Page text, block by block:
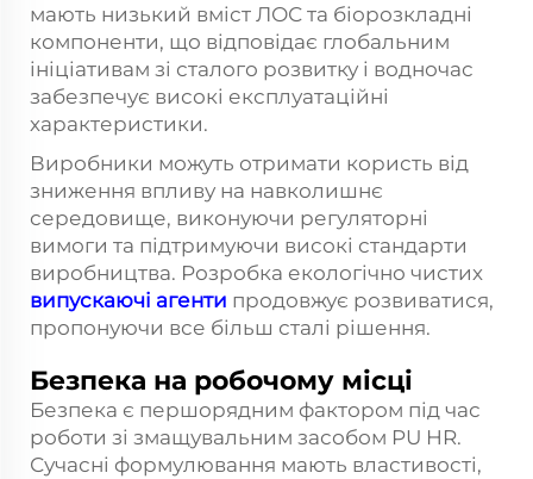
мають низький вміст ЛОС та біорозкладні
компоненти, що відповідає глобальним
ініціативам зі сталого розвитку і водночас
забезпечує високі експлуатаційні
характеристики.
Виробники можуть отримати користь від
зниження впливу на навколишнє
середовище, виконуючи регуляторні
вимоги та підтримуючи високі стандарти
виробництва. Розробка екологічно чистих
випускаючі агенти продовжує розвиватися,
пропонуючи все більш сталі рішення.
Безпека на робочому місці
Безпека є першорядним фактором під час
роботи зі змащувальним засобом PU HR.
Сучасні формулювання мають властивості,